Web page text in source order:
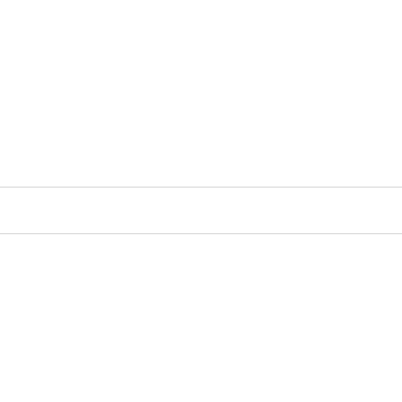
Latinoamérica: